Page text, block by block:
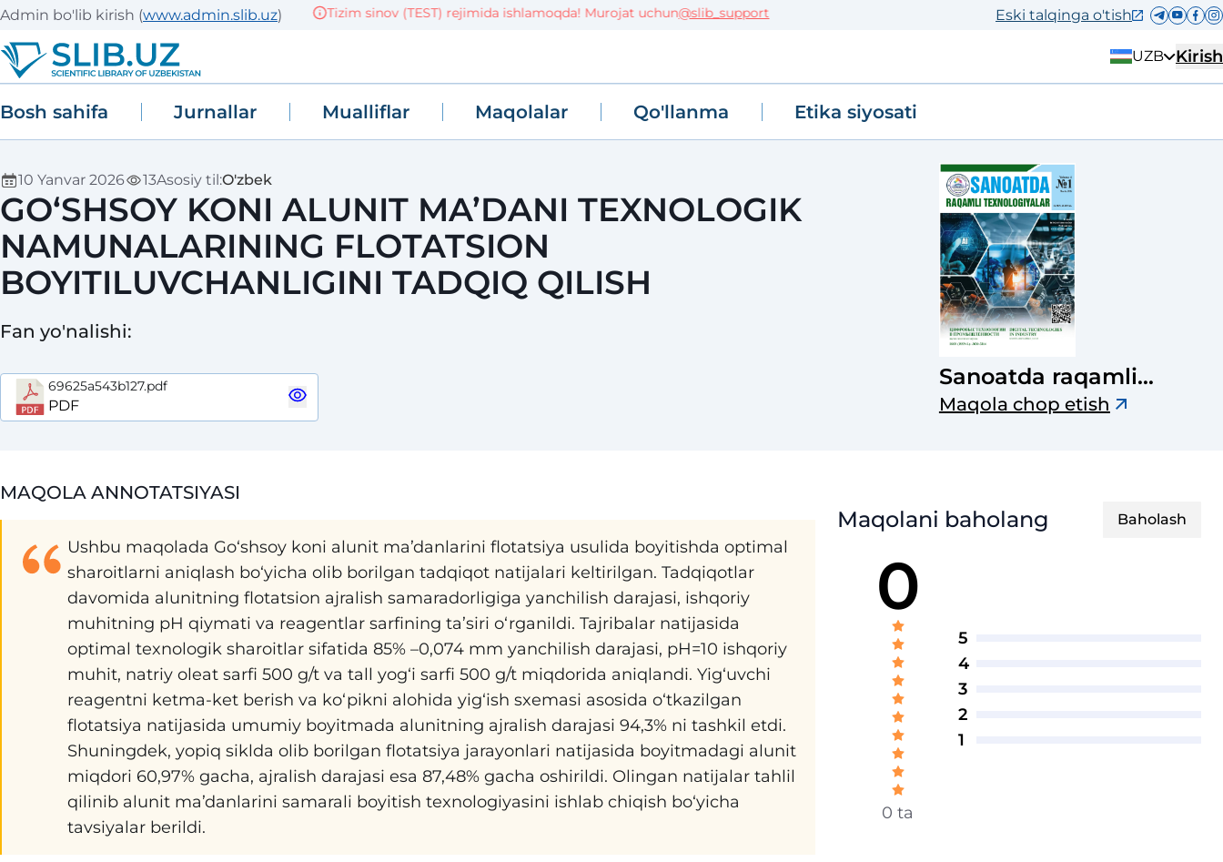
Admin bo'lib kirish (www.admin.slib.uz) Tizim sinov (TEST) rejimida ishlamoqda! Murojat uchun@slib_support Eski talqinga o'tish
UZB Kirish
Bosh sahifa Jurnallar Mualliflar Maqolalar Qo'llanma Etika siyosati
10 Yanvar 2026 13Asosiy til:O'zbek
GO‘SHSOY KONI ALUNIT MA’DANI TEXNOLOGIK
NAMUNALARINING FLOTATSION
BOYITILUVCHANLIGINI TADQIQ QILISH
Fan yo'nalishi:
69625a543b127.pdf
PDF
Sanoatda raqamli
texnologiyalar ilmiy-
Maqola chop etish
MAQOLA ANNOTATSIYASI
Ushbu maqolada Go‘shsoy koni alunit ma’danlarini flotatsiya usulida boyitishda optimal
sharoitlarni aniqlash bo‘yicha olib borilgan tadqiqot natijalari keltirilgan. Tadqiqotlar
davomida alunitning flotatsion ajralish samaradorligiga yanchilish darajasi, ishqoriy
muhitning pH qiymati va reagentlar sarfining ta’siri o‘rganildi. Tajribalar natijasida
optimal texnologik sharoitlar sifatida 85% –0,074 mm yanchilish darajasi, pH=10 ishqoriy
muhit, natriy oleat sarfi 500 g/t va tall yog‘i sarfi 500 g/t miqdorida aniqlandi. Yig‘uvchi
reagentni ketma-ket berish va ko‘pikni alohida yig‘ish sxemasi asosida o‘tkazilgan
flotatsiya natijasida umumiy boyitmada alunitning ajralish darajasi 94,3% ni tashkil etdi.
Shuningdek, yopiq siklda olib borilgan flotatsiya jarayonlari natijasida boyitmadagi alunit
miqdori 60,97% gacha, ajralish darajasi esa 87,48% gacha oshirildi. Olingan natijalar tahlil
qilinib alunit ma’danlarini samarali boyitish texnologiyasini ishlab chiqish bo‘yicha
tavsiyalar berildi.
Maqolani baholang Baholash
0
0 ta
5
4
3
2
1